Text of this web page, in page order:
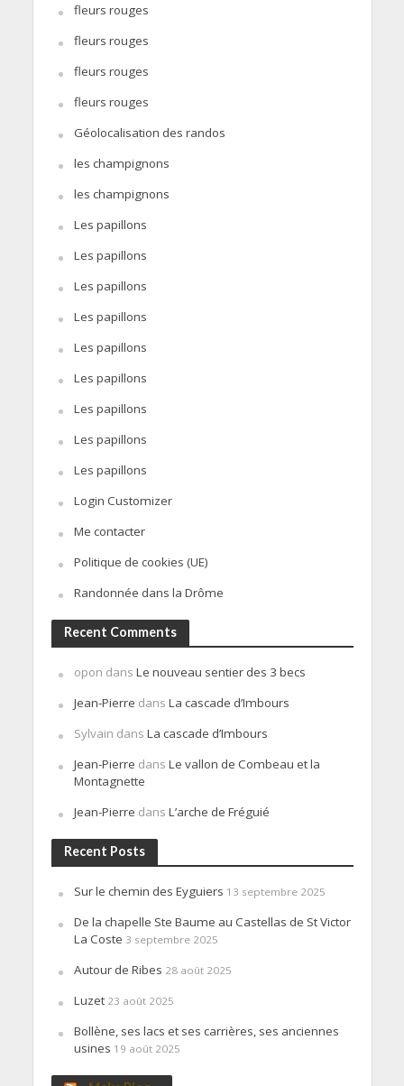
fleurs rouges
fleurs rouges
fleurs rouges
fleurs rouges
Géolocalisation des randos
les champignons
les champignons
Les papillons
Les papillons
Les papillons
Les papillons
Les papillons
Les papillons
Les papillons
Les papillons
Les papillons
Login Customizer
Me contacter
Politique de cookies (UE)
Randonnée dans la Drôme
Recent Comments
opon dans Le nouveau sentier des 3 becs
Jean-Pierre dans La cascade d’Imbours
Sylvain dans La cascade d’Imbours
Jean-Pierre dans Le vallon de Combeau et la
Montagnette
Jean-Pierre dans L’arche de Fréguié
Recent Posts
Sur le chemin des Eyguiers 13 septembre 2025
De la chapelle Ste Baume au Castellas de St Victor
La Coste 3 septembre 2025
Autour de Ribes 28 août 2025
Luzet 23 août 2025
Bollène, ses lacs et ses carrières, ses anciennes
usines 19 août 2025